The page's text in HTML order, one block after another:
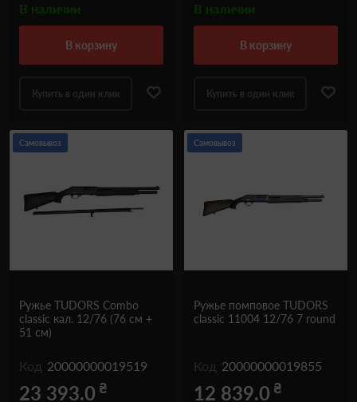
В наличии
в корзину
Купить в один клик
В наличии
в корзину
Купить в один клик
Самовывоз
Ружье TUDORS Combo
classic кал. 12/76 (76 см +
51 см)
Код 20000000019519
23 393.0 ₴
Самовывоз
Ружье помповое TUDORS
classic 11004 12/76 7 round
Код 20000000019855
12 839.0 ₴